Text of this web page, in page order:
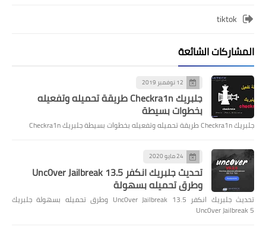
tiktok
المشاركات الشائعة
12 نوفمبر 2019
جلبريك Checkra1n طريقة تحميله وتفعيله
بخطوات بسيطة
جلبريك Checkra1n طريقة تحميله وتفعيله بخطوات بسيطة جلبريك Checkra1n
24 مايو 2020
تحديث جلبريك انكفر Unc0ver Jailbreak 13.5
وطرق تحميله بسهولة
تحديث جلبريك انكفر Unc0ver Jailbreak 13.5 وطرق تحميله بسهولة جلبريك
Unc0ver Jailbreak 5